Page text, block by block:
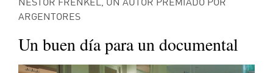
ARGENTORES
Un buen día para un documental